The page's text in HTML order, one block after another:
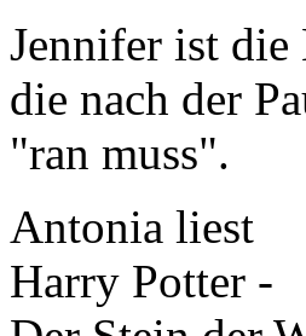
Jennifer ist die
die nach der
"ran muss".
Antonia liest
Harry Potter -